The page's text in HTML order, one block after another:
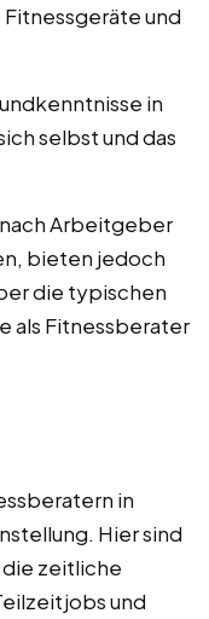
Fitnessgeräte und
in
selbst und das
Arbeitgeber
bieten jedoch
die typischen
als Fitnessberater
in
Hier sind
zeitliche
und